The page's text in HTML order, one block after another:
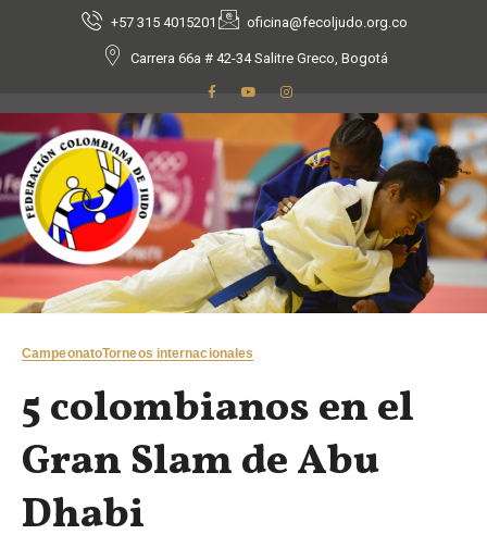
+57 315 4015201 oficina@fecoljudo.org.co
Carrera 66a # 42-34 Salitre Greco, Bogotá
CampeonatoTorneos internacionales
5 colombianos en el
Gran Slam de Abu
Dhabi